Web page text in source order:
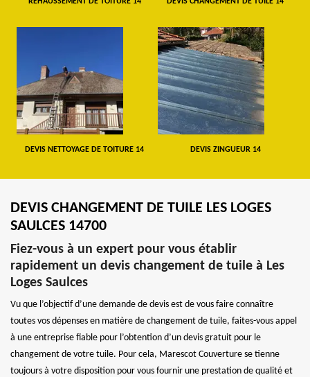
DEVIS NETTOYAGE DE TOITURE 14 DEVIS ZINGUEUR 14
DEVIS CHANGEMENT DE TUILE LES LOGES
SAULCES 14700
Fiez-vous à un expert pour vous établir
rapidement un devis changement de tuile à Les
Loges Saulces
Vu que l’objectif d’une demande de devis est de vous faire connaître
toutes vos dépenses en matière de changement de tuile, faites-vous appel
à une entreprise fiable pour l’obtention d’un devis gratuit pour le
changement de votre tuile. Pour cela, Marescot Couverture se tienne
toujours à votre disposition pour vous fournir une prestation de qualité et